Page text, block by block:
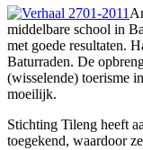
middelbare school in
met goede resultaten.
Baturraden. De
(wisselende) toerisme
moeilijk.
Stichting Tileng heeft
toegekend, waardoor